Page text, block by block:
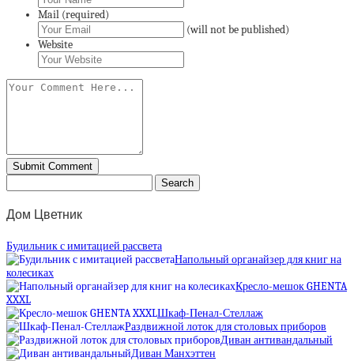
Mail (required)
(will not be published)
Website
Дом Цветник
Будильник с имитацией рассвета
Напольный органайзер для книг на
колесиках
Кресло-мешок GHENTA
XXXL
Шкаф-Пенал-Стеллаж
Раздвижной лоток для столовых приборов
Диван антивандальный
Диван Манхэттен